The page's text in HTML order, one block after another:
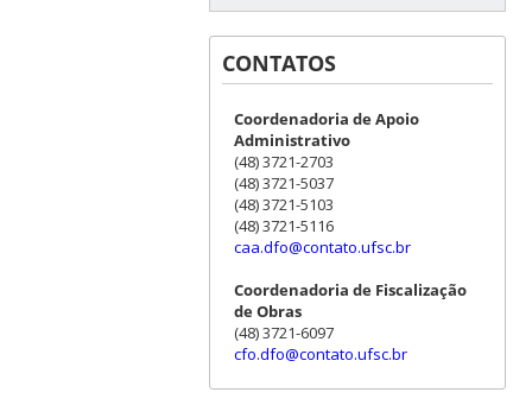
CONTATOS
Coordenadoria de Apoio
Administrativo
(48) 3721-2703
(48) 3721-5037
(48) 3721-5103
(48) 3721-5116
caa.dfo@contato.ufsc.br
Coordenadoria de Fiscalização
de Obras
(48) 3721-6097
cfo.dfo@contato.ufsc.br